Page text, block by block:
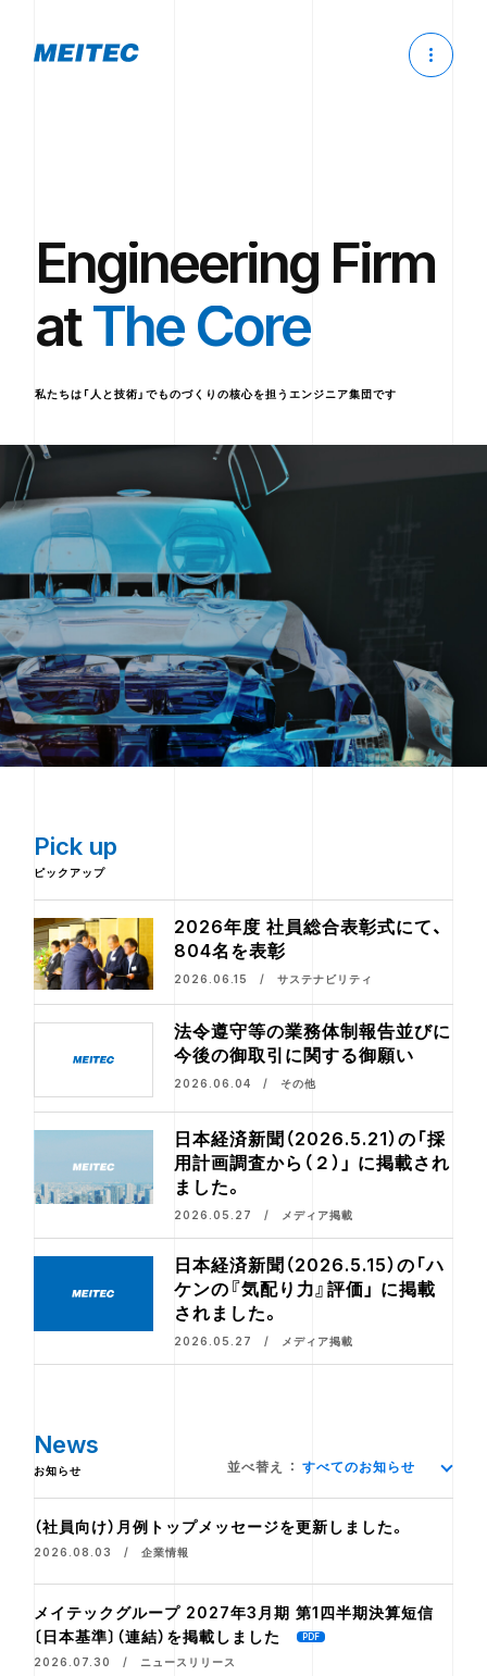
Engineering Firm
atThe Core
私たちは「人と技術」でものづくりの核心を担うエンジニア集団です
Pick up
ピックアップ
2026年度 社員総合表彰式にて、
804名を表彰
2026.06.15 / サステナビリティ
法令遵守等の業務体制報告並びに
今後の御取引に関する御願い
2026.06.04 / その他
日本経済新聞（2026.5.21）の「採
用計画調査から（２）」 に掲載され
ました。
2026.05.27 / メディア掲載
日本経済新聞（2026.5.15）の「ハ
ケンの『気配り力』評価」 に掲載
されました。
2026.05.27 / メディア掲載
News
お知らせ 並べ替え ： すべてのお知らせ
（社員向け）月例トップメッセージを更新しました。
2026.08.03 / 企業情報
メイテックグループ 2027年3月期 第1四半期決算短信
〔日本基準〕（連結）を掲載しました
2026.07.30 / ニュースリリース